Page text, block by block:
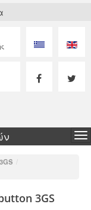
/
3GS